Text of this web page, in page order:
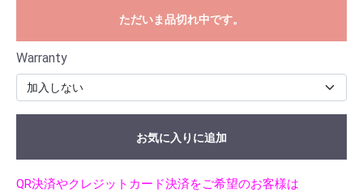
ただいま品切れ中です。
Warranty
お気に入りに追加
QR決済やクレジットカード決済をご希望のお客様は